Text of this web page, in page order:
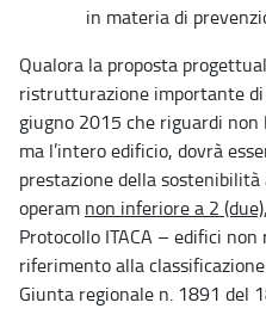
in materia di
Qualora la proposta
ristrutturazione importante di
giugno 2015 che riguardi
ma l’intero edificio, dovrà
prestazione della
operam non inferiore a 2 (due)
Protocollo ITACA – edifici
riferimento alla
Giunta regionale n. 1891 del